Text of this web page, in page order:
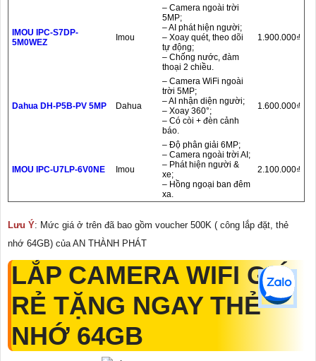
IMOU IPC-S7DP-
5M0WEZ
Imou
– Camera ngoài trời
5MP;
– AI phát hiện người;
– Xoay quét, theo dõi
tự động;
– Chống nước, đàm
thoại 2 chiều.
1.900.000₫
Dahua DH-P5B-PV 5MP Dahua
– Camera WiFi ngoài
trời 5MP;
– AI nhận diện người;
– Xoay 360°;
– Có còi + đèn cảnh
báo.
1.600.000₫
IMOU IPC-U7LP-6V0NE Imou
– Độ phân giải 6MP;
– Camera ngoài trời AI;
– Phát hiện người &
xe;
– Hồng ngoại ban đêm
xa.
2.100.000₫
Lưu Ý: Mức giá ở trên đã bao gồm voucher 500K ( công lắp đặt, thẻ
nhớ 64GB) của AN THÀNH PHÁT
LẮP CAMERA WIFI GIÁ
RẺ TẶNG NGAY THẺ
NHỚ 64GB